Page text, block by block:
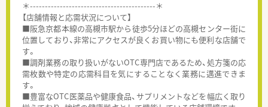
＊------------------------------------------＊
【店舗情報と応需状況について】
■阪急京都本線の高槻市駅から徒歩5分ほどの高槻センター街に
位置しており、非常にアクセスが良くお買い物にも便利な店舗で
す。
■調剤業務の取り扱いがないOTC専門店であるため、処方箋の応
需枚数や特定の応需科目を気にすることなく業務に邁進できま
す。
■豊富なOTC医薬品や健康食品、サプリメントなどを幅広く取り